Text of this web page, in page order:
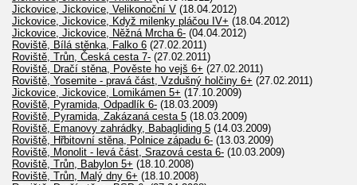
Jickovice, Jickovice, Velikonoční V (18.04.2012)
Jickovice, Jickovice, Když milenky pláčou IV+ (18.04.2012)
Jickovice, Jickovice, Něžná Mrcha 6- (04.04.2012)
Roviště, Bílá stěnka, Falko 6 (27.02.2011)
Roviště, Trůn, Česká cesta 7- (27.02.2011)
Roviště, Dračí stěna, Pověste ho vejš 6+ (27.02.2011)
Roviště, Yosemite - pravá část, Vzdušný holčiny 6+ (27.02.2011)
Jickovice, Jickovice, Lomikámen 5+ (17.10.2009)
Roviště, Pyramida, Odpadlík 6- (18.03.2009)
Roviště, Pyramida, Zakázaná cesta 5 (18.03.2009)
Roviště, Emanovy zahrádky, Babagliding 5 (14.03.2009)
Roviště, Hřbitovní stěna, Polnice západu 6- (13.03.2009)
Roviště, Monolit - levá část, Srazová cesta 6- (10.03.2009)
Roviště, Trůn, Babylon 5+ (18.10.2008)
Roviště, Trůn, Malý dny 6+ (18.10.2008)